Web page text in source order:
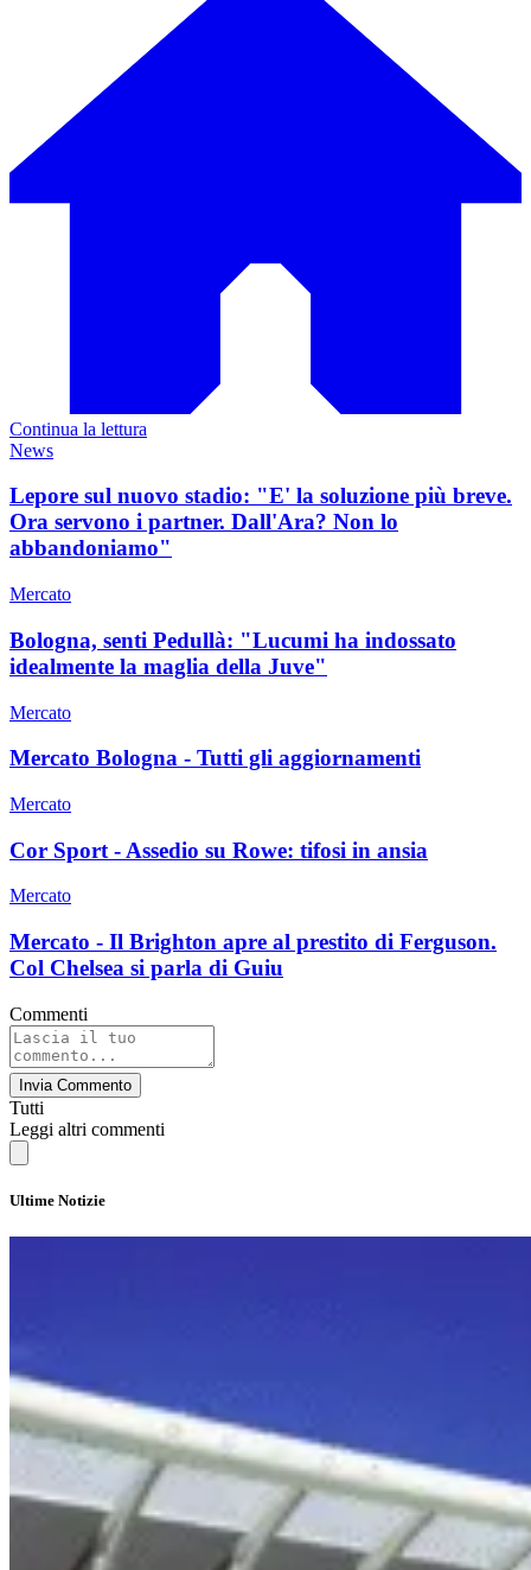
Continua la lettura
News
Lepore sul nuovo stadio: "E' la soluzione più breve.
Ora servono i partner. Dall'Ara? Non lo
abbandoniamo"
Mercato
Bologna, senti Pedullà: "Lucumi ha indossato
idealmente la maglia della Juve"
Mercato
Mercato Bologna - Tutti gli aggiornamenti
Mercato
Cor Sport - Assedio su Rowe: tifosi in ansia
Mercato
Mercato - Il Brighton apre al prestito di Ferguson.
Col Chelsea si parla di Guiu
Commenti
Invia Commento
Tutti
Leggi altri commenti
Ultime Notizie